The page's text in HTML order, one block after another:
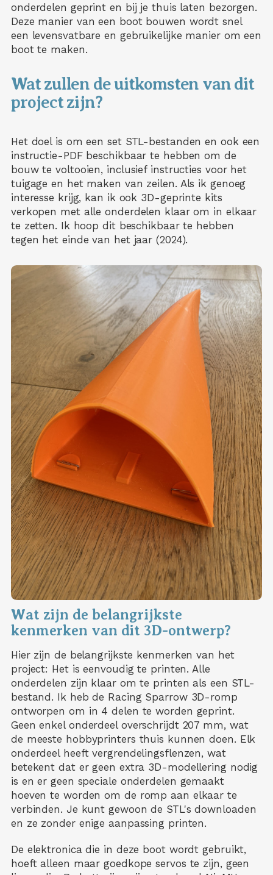
onderdelen geprint en bij je thuis laten bezorgen.
Deze manier van een boot bouwen wordt snel
een levensvatbare en gebruikelijke manier om een
boot te maken.
Wat zullen de uitkomsten van dit
project zijn?
Het doel is om een set STL-bestanden en ook een
instructie-PDF beschikbaar te hebben om de
bouw te voltooien, inclusief instructies voor het
tuigage en het maken van zeilen. Als ik genoeg
interesse krijg, kan ik ook 3D-geprinte kits
verkopen met alle onderdelen klaar om in elkaar
te zetten. Ik hoop dit beschikbaar te hebben
tegen het einde van het jaar (2024).
Wat zijn de belangrijkste
kenmerken van dit 3D-ontwerp?
Hier zijn de belangrijkste kenmerken van het
project: Het is eenvoudig te printen. Alle
onderdelen zijn klaar om te printen als een STL-
bestand. Ik heb de Racing Sparrow 3D-romp
ontworpen om in 4 delen te worden geprint.
Geen enkel onderdeel overschrijdt 207 mm, wat
de meeste hobbyprinters thuis kunnen doen. Elk
onderdeel heeft vergrendelingsflenzen, wat
betekent dat er geen extra 3D-modellering nodig
is en er geen speciale onderdelen gemaakt
hoeven te worden om de romp aan elkaar te
verbinden. Je kunt gewoon de STL's downloaden
en ze zonder enige aanpassing printen.
De elektronica die in deze boot wordt gebruikt,
hoeft alleen maar goedkope servos te zijn, geen